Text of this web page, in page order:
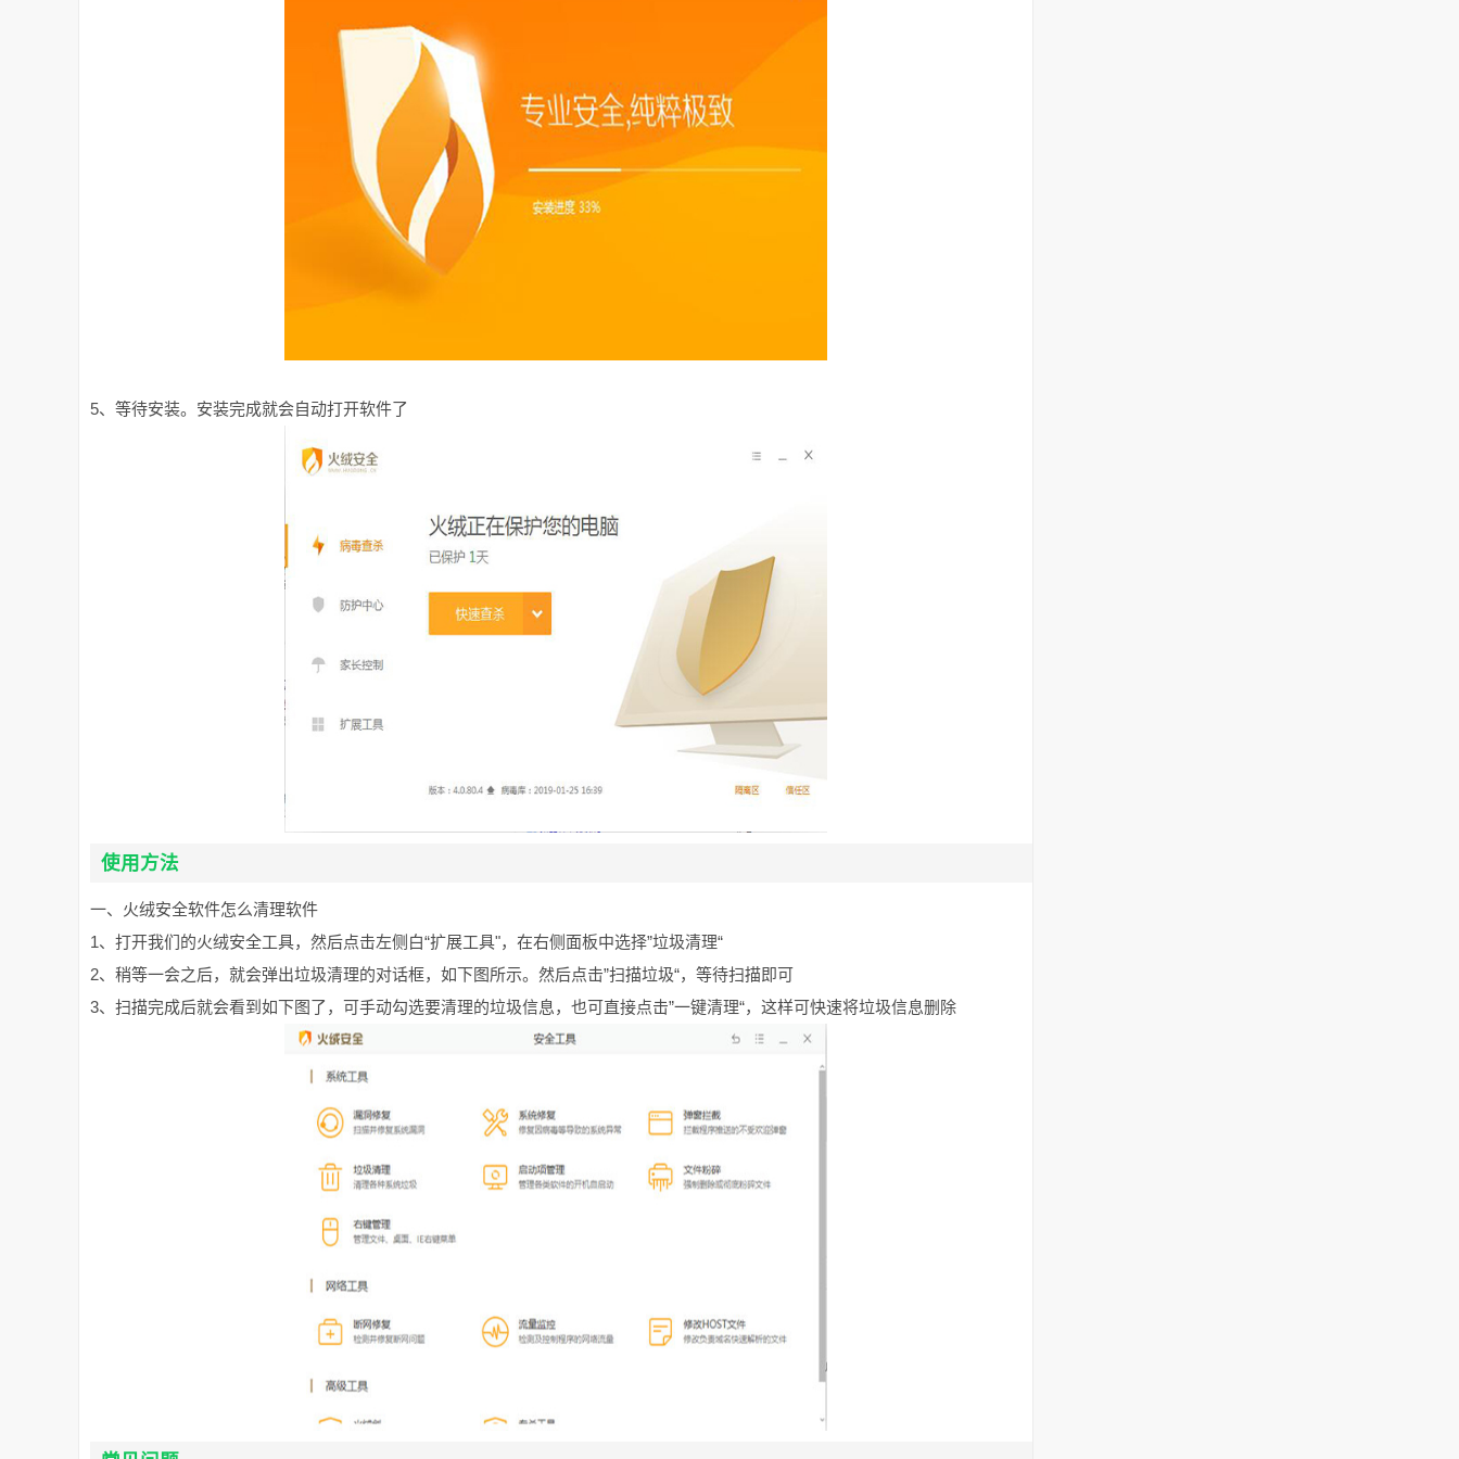
5、等待安装。安装完成就会自动打开软件了
使用方法
一、火绒安全软件怎么清理软件
1、打开我们的火绒安全工具，然后点击左侧白“扩展工具"，在右侧面板中选择”垃圾清理“
2、稍等一会之后，就会弹出垃圾清理的对话框，如下图所示。然后点击”扫描垃圾“，等待扫描即可
3、扫描完成后就会看到如下图了，可手动勾选要清理的垃圾信息，也可直接点击”一键清理“，这样可快速将垃圾信息删除